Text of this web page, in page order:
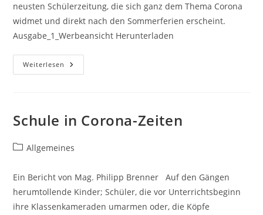
neusten Schülerzeitung, die sich ganz dem Thema Corona
widmet und direkt nach den Sommerferien erscheint.
Ausgabe_1_Werbeansicht Herunterladen
Weiterlesen BGInside
–
(Herbst
2020)
Schule in Corona-Zeiten
Beitrags-
Allgemeines
Ein Bericht von Mag. Philipp Brenner Auf den Gängen
herumtollende Kinder; Schüler, die vor Unterrichtsbeginn
ihre Klassenkameraden umarmen oder, die Köpfe